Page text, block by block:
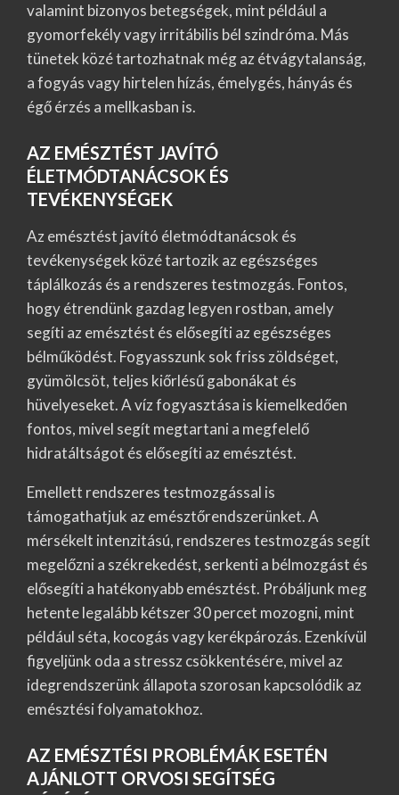
valamint bizonyos betegségek, mint például a
gyomorfekély vagy irritábilis bél szindróma. Más
tünetek közé tartozhatnak még az étvágytalanság,
a fogyás vagy hirtelen hízás, émelygés, hányás és
égő érzés a mellkasban is.
AZ EMÉSZTÉST JAVÍTÓ
ÉLETMÓDTANÁCSOK ÉS
TEVÉKENYSÉGEK
Az emésztést javító életmódtanácsok és
tevékenységek közé tartozik az egészséges
táplálkozás és a rendszeres testmozgás. Fontos,
hogy étrendünk gazdag legyen rostban, amely
segíti az emésztést és elősegíti az egészséges
bélműködést. Fogyasszunk sok friss zöldséget,
gyümölcsöt, teljes kiőrlésű gabonákat és
hüvelyeseket. A víz fogyasztása is kiemelkedően
fontos, mivel segít megtartani a megfelelő
hidratáltságot és elősegíti az emésztést.
Emellett rendszeres testmozgással is
támogathatjuk az emésztőrendszerünket. A
mérsékelt intenzitású, rendszeres testmozgás segít
megelőzni a székrekedést, serkenti a bélmozgást és
elősegíti a hatékonyabb emésztést. Próbáljunk meg
hetente legalább kétszer 30 percet mozogni, mint
például séta, kocogás vagy kerékpározás. Ezenkívül
figyeljünk oda a stressz csökkentésére, mivel az
idegrendszerünk állapota szorosan kapcsolódik az
emésztési folyamatokhoz.
AZ EMÉSZTÉSI PROBLÉMÁK ESETÉN
AJÁNLOTT ORVOSI SEGÍTSÉG